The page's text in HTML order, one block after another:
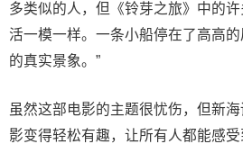
多类似的人，但《铃芽之旅》中的
活一模一样。一条小船停在了高高
的真实景象。”
虽然这部电影的主题很忧伤，但新
影变得轻松有趣，让所有人都能感